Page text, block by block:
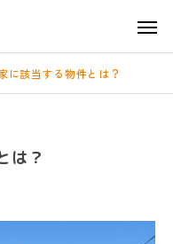
に該当する物件とは？
は？